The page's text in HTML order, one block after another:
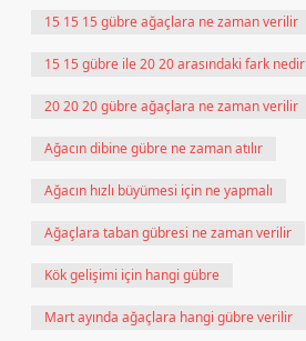
15 15 15 gübre ağaçlara ne zaman verilir
15 15 gübre ile 20 20 arasındaki fark nedir
20 20 20 gübre ağaçlara ne zaman verilir
Ağacın dibine gübre ne zaman atılır
Ağacın hızlı büyümesi için ne yapmalı
Ağaçlara taban gübresi ne zaman verilir
Kök gelişimi için hangi gübre
Mart ayında ağaçlara hangi gübre verilir